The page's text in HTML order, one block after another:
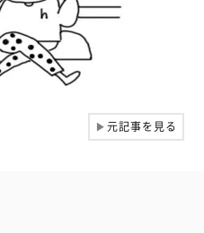
▶元記事を見る